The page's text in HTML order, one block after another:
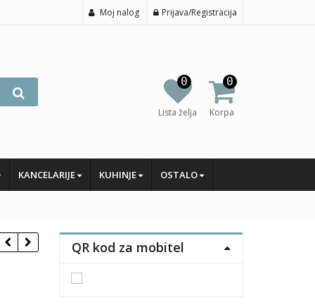
Moj nalog Prijava/Registracija
0
Lista želja
0
Korpa
KANCELARIJE KUHINJE OSTALO
QR kod za mobitel